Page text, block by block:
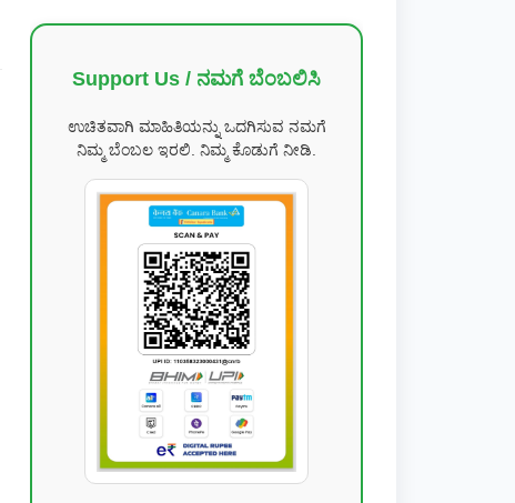
Support Us / ನಮಗೆ ಬೆಂಬಲಿಸಿ
ಉಚಿತವಾಗಿ ಮಾಹಿತಿಯನ್ನು ಒದಗಿಸುವ ನಮಗೆ
ನಿಮ್ಮ ಬೆಂಬಲ ಇರಲಿ. ನಿಮ್ಮ ಕೊಡುಗೆ ನೀಡಿ.